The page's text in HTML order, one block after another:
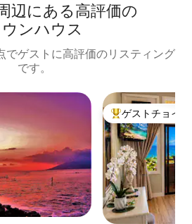
辺にあ⁠る高⁠評⁠価⁠の
ン⁠ハ⁠ウ⁠ス
でゲストに高評価のリスティング
です。
大好評のゲスト
ゲストチョイス